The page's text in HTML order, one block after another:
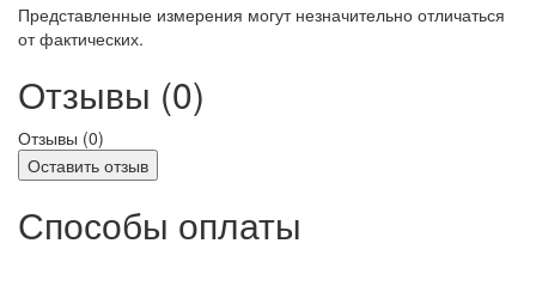
Представленные измерения могут незначительно отличаться
от фактических.
Отзывы (0)
Отзывы (0)
Оставить отзыв
Способы оплаты